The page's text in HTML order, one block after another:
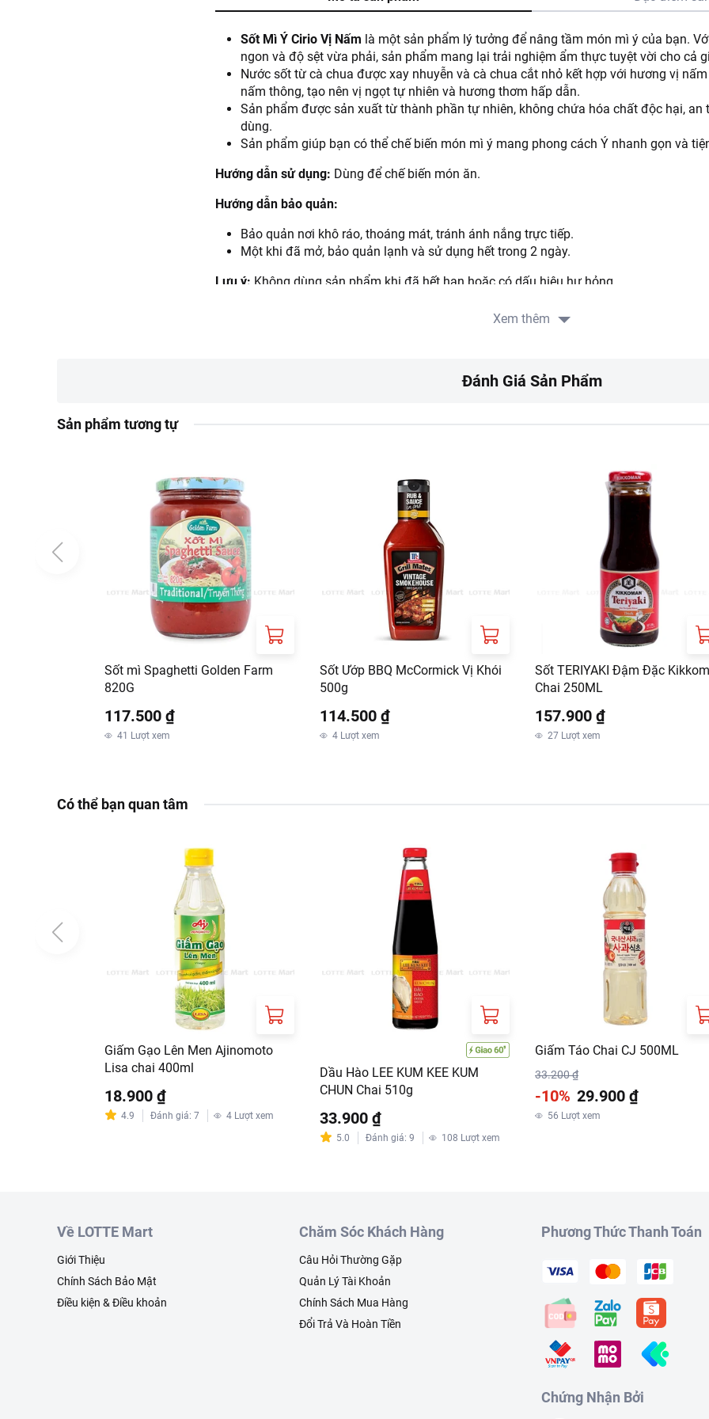
Sốt Mì Ý Cirio Vị Nấm là một sản phẩm lý tưởng để nâng tầm món mì ý của bạn.
ngon và độ sệt vừa phải, sản phẩm mang lại trải nghiệm ẩm thực tuyệt vời cho cả
Nước sốt từ cà chua được xay nhuyễn và cà chua cắt nhỏ kết hợp với hương vị
nấm thông, tạo nên vị ngọt tự nhiên và hương thơm hấp dẫn.
Sản phẩm được sản xuất từ thành phần tự nhiên, không chứa hóa chất độc hại, an
dùng.
Sản phẩm giúp bạn có thể chế biến món mì ý mang phong cách Ý nhanh gọn và
Hướng dẫn sử dụng: Dùng để chế biến món ăn.
Hướng dẫn bảo quản:
Bảo quản nơi khô ráo, thoáng mát, tránh ánh nắng trực tiếp.
Một khi đã mở, bảo quản lạnh và sử dụng hết trong 2 ngày.
Lưu ý: Không dùng sản phẩm khi đã hết hạn hoặc có dấu hiệu hư hỏng.
phố, Phường Tân Phú, Quận 7, Thành phố Hồ Chí Minh, Việt Nam
Xem thêm
Đánh Giá Sản Phẩm
Sản phẩm tương tự
Sốt mì Spaghetti Golden Farm
820G
117.500 ₫
41 Lượt xem
Sốt Ướp BBQ McCormick Vị Khói
500g
114.500 ₫
4 Lượt xem
Sốt TERIYAKI Đậm Đặc
Chai 250ML
157.900 ₫
27 Lượt xem
Có thể bạn quan tâm
Giấm Gạo Lên Men Ajinomoto
Lisa chai 400ml
18.900 ₫
4.9 Đánh giá: 7 4 Lượt xem
Dầu Hào LEE KUM KEE KUM
CHUN Chai 510g
33.900 ₫
5.0 Đánh giá: 9 108 Lượt xem
Giấm Táo Chai CJ 500ML
33.200 ₫
-10% 29.900 ₫
56 Lượt xem
Về LOTTE Mart
Giới Thiệu
Chính Sách Bảo Mật
Điều kiện & Điều khoản
Chăm Sóc Khách Hàng
Câu Hỏi Thường Gặp
Quản Lý Tài Khoản
Chính Sách Mua Hàng
Đổi Trả Và Hoàn Tiền
Phương Thức Thanh Toán
Chứng Nhận Bởi